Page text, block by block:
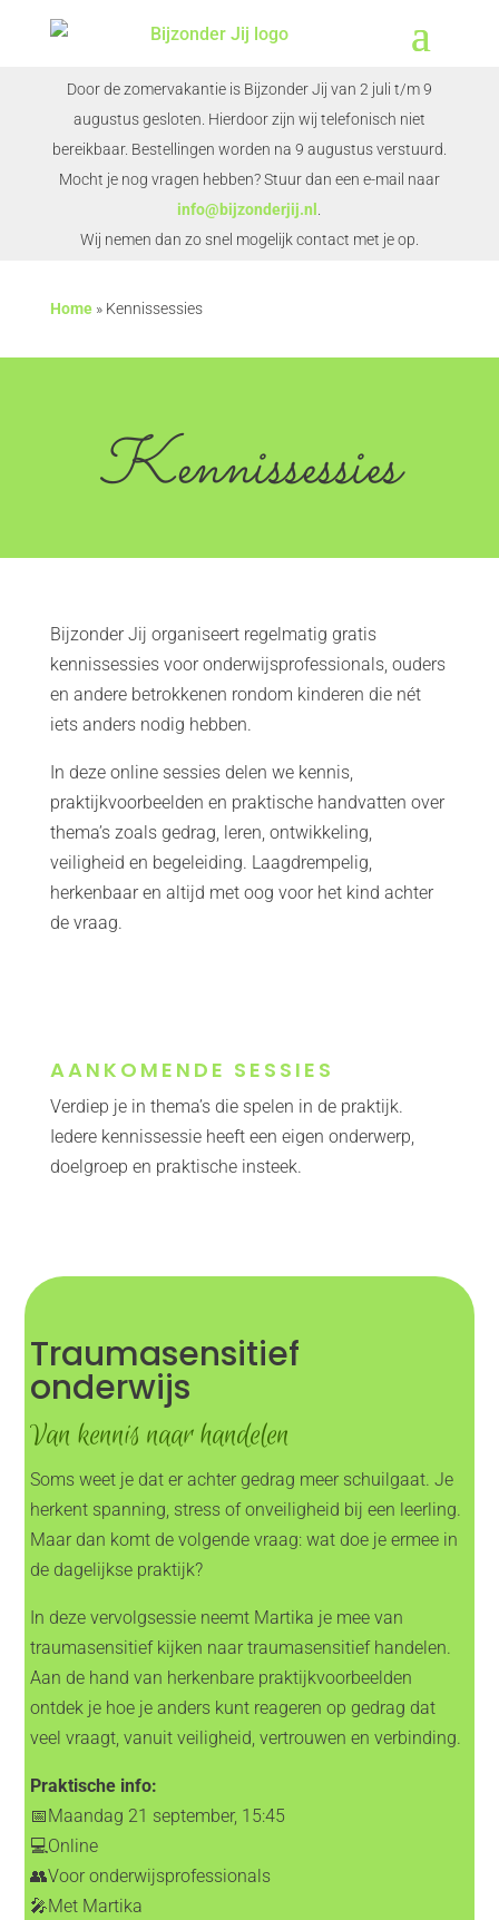
Door de zomervakantie is Bijzonder Jij van 2 juli t/m 9
augustus gesloten. Hierdoor zijn wij telefonisch niet
bereikbaar. Bestellingen worden na 9 augustus verstuurd.
Mocht je nog vragen hebben? Stuur dan een e-mail naar
info@bijzonderjij.nl
Wij nemen dan zo snel mogelijk contact met je op.
Home» Kennissessies
Kennissessies
Bijzonder Jij organiseert regelmatig gratis
kennissessies voor onderwijsprofessionals, ouders
en andere betrokkenen rondom kinderen die nét
iets anders nodig hebben.
In deze online sessies delen we kennis,
praktijkvoorbeelden en praktische handvatten over
thema’s zoals gedrag, leren, ontwikkeling,
veiligheid en begeleiding. Laagdrempelig,
herkenbaar en altijd met oog voor het kind achter
de vraag.
AANKOMENDE SESSIES
Verdiep je in thema’s die spelen in de praktijk.
Iedere kennissessie heeft een eigen onderwerp,
doelgroep en praktische insteek.
Traumasensitief
onderwijs
Van kennis naar handelen
Soms weet je dat er achter gedrag meer schuilgaat. Je
herkent spanning, stress of onveiligheid bij een leerling.
Maar dan komt de volgende vraag: wat doe je ermee in
de dagelijkse praktijk?
In deze vervolgsessie neemt Martika je mee van
traumasensitief kijken naar traumasensitief handelen.
Aan de hand van herkenbare praktijkvoorbeelden
ontdek je hoe je anders kunt reageren op gedrag dat
veel vraagt, vanuit veiligheid, vertrouwen en verbinding.
Praktische info:
📅Maandag 21 september, 15:45
💻Online
👥Voor onderwijsprofessionals
🎤Met Martika